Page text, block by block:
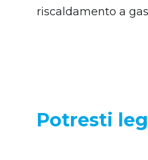
riscaldamento a
Potresti